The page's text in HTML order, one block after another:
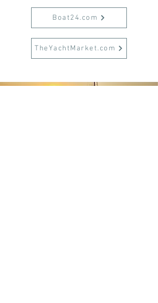
Boat24.com
TheYachtMarket.com